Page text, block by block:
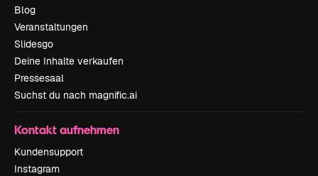
Blog
Veranstaltungen
Slidesgo
Deine Inhalte verkaufen
Pressesaal
Suchst du nach magnific.ai
Kontakt aufnehmen
Kundensupport
Instagram